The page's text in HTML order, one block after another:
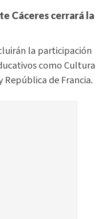
Cáceres cerrará la
la participación
como Cultura
República de Francia.